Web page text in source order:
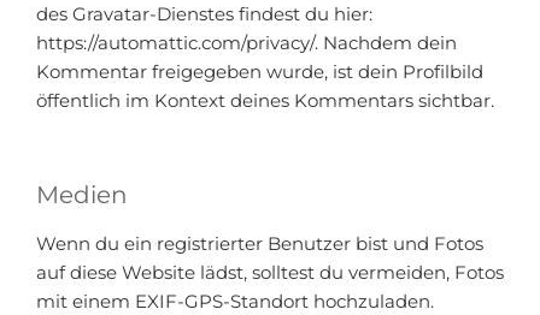
des Gravatar-Dienstes findest du hier:
https://automattic.com/privacy/. Nachdem dein
Kommentar freigegeben wurde, ist dein Profilbild
öffentlich im Kontext deines Kommentars sichtbar.
Medien
Wenn du ein registrierter Benutzer bist und Fotos
auf diese Website lädst, solltest du vermeiden, Fotos
mit einem EXIF-GPS-Standort hochzuladen.